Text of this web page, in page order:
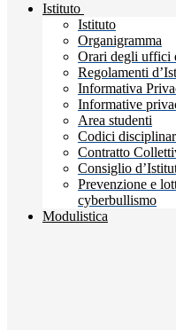
Istituto
Istituto
Organigramma
Orari degli uffici
Regolamenti
Informativa
Informative
Area studenti
Codici
Contratto
Consiglio
Prevenzione e
cyberbullismo
Modulistica